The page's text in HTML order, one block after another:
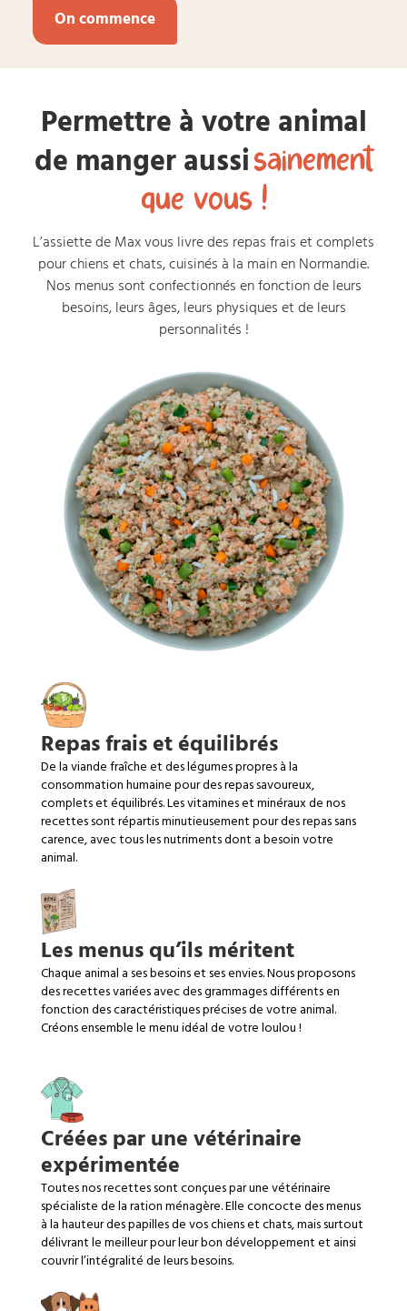
On commence
Permettre à votre animal
de manger aussisainement
que vous !
L’assiette de Max vous livre des repas frais et complets
pour chiens et chats, cuisinés à la main en Normandie.
Nos menus sont confectionnés en fonction de leurs
besoins, leurs âges, leurs physiques et de leurs
personnalités !
Repas frais et équilibrés
De la viande fraîche et des légumes propres à la
consommation humaine pour des repas savoureux,
complets et équilibrés. Les vitamines et minéraux de nos
recettes sont répartis minutieusement pour des repas sans
carence, avec tous les nutriments dont a besoin votre
animal.
Les menus qu’ils méritent
Chaque animal a ses besoins et ses envies. Nous proposons
des recettes variées avec des grammages différents en
fonction des caractéristiques précises de votre animal.
Créons ensemble le menu idéal de votre loulou !
Créées par une vétérinaire
expérimentée
Toutes nos recettes sont conçues par une vétérinaire
spécialiste de la ration ménagère. Elle concocte des menus
à la hauteur des papilles de vos chiens et chats, mais surtout
délivrant le meilleur pour leur bon développement et ainsi
couvrir l’intégralité de leurs besoins.